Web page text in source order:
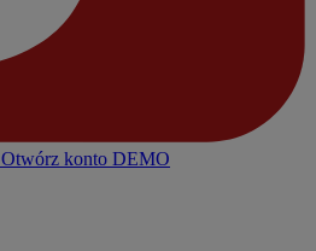
Otwórz konto DEMO